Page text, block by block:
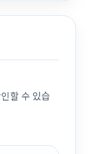
할 수 있습